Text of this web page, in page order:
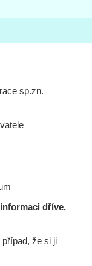
sp.zn.
dříve,
že si ji